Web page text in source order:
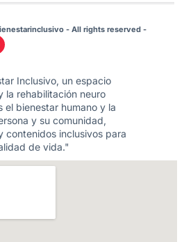
- All rights reserved -
Inclusivo, un espacio
la rehabilitación neuro
el bienestar humano y la
y su comunidad,
contenidos inclusivos para
de vida."